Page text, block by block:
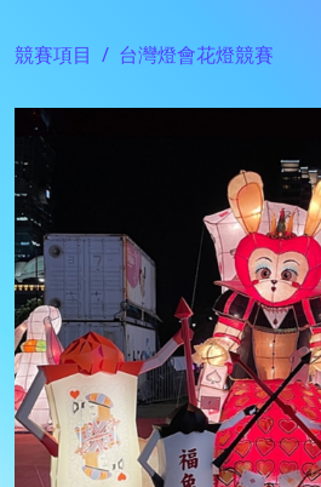
競賽項目 台灣燈會花燈競賽